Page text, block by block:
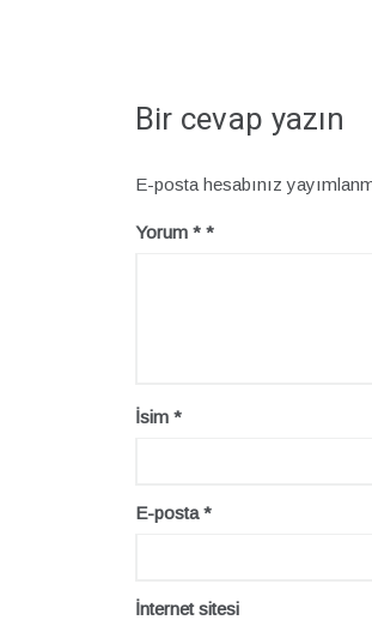
Bir cevap yazın
E-posta hesabınız
Yorum *
İsim *
E-posta*
İnternet sitesi